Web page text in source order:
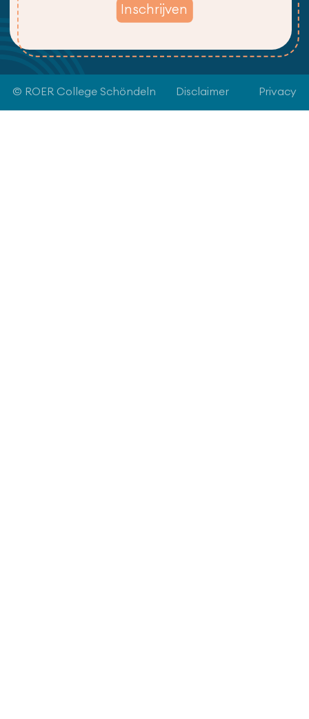
© ROER College Schöndeln Disclaimer Privacy